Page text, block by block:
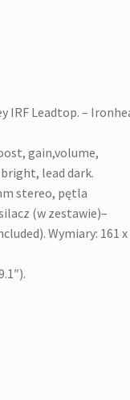
IRF Leadtop. –
gain,volume,
lead dark.
stereo, pętla
(w zestawie)–
Wymiary: 161 x